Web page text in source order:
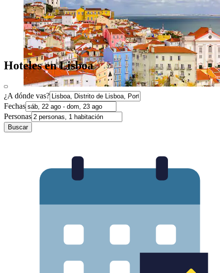
Hoteles en Lisboa
¿A dónde vas?
Fechas
Personas
Buscar